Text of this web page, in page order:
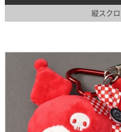
縦スク